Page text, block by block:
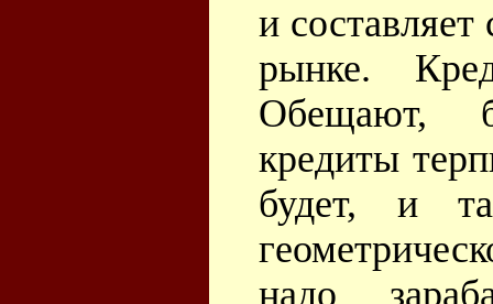
и
рынке.
Обещают,
кредиты
будет, и
надо